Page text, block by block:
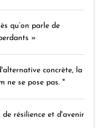
qu’on parle de
»
concrète, la
ne se pose pas. "
de résilience et d'avenir